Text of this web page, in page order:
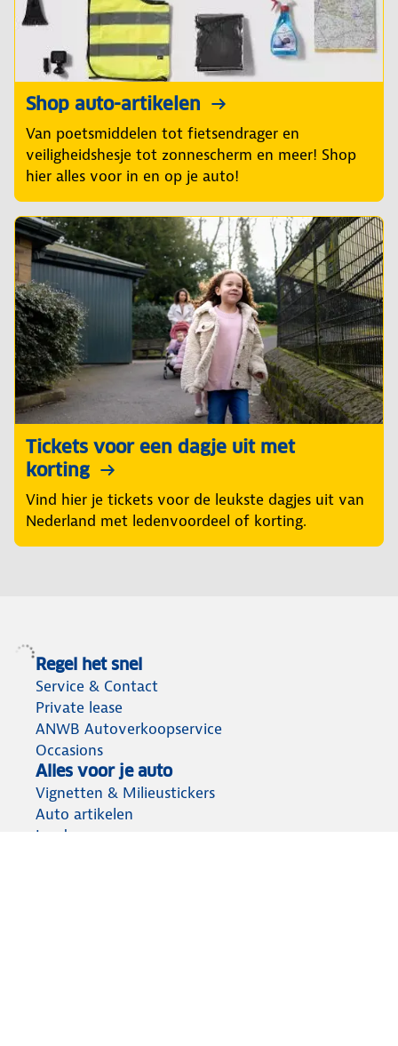
Shop auto-artikelen
Van poetsmiddelen tot fietsendrager en
veiligheidshesje tot zonnescherm en meer! Shop
hier alles voor in en op je auto!
Tickets voor een dagje uit met
korting
Vind hier je tickets voor de leukste dagjes uit van
Nederland met ledenvoordeel of korting.
Regel het snel
Service & Contact
Private lease
ANWB Autoverkoopservice
Occasions
Alles voor je auto
Vignetten & Milieustickers
Auto artikelen
Laadpassen